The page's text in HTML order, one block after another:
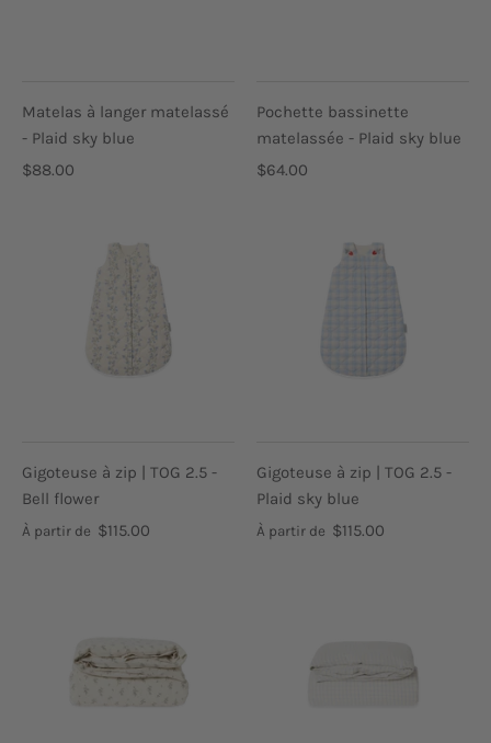
Matelas à langer matelassé
- Plaid sky blue
$88.00
Pochette bassinette
matelassée - Plaid sky blue
$64.00
Gigoteuse à zip | TOG 2.5 -
Bell flower
À partir de $115.00
Gigoteuse à zip | TOG 2.5 -
Plaid sky blue
À partir de $115.00